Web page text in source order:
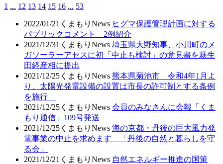
1 ... 12 13 14 15 16 ... 53
2022/01/21 くまもりNews ヒグマ保護管理計画に対する
パブリックコメント 2例紹介
2021/12/31 くまもりNews 埼玉県大野知事、小川町のメ
ガソーラーアセスに初「中止も検討」の意見書を萩生
田経産相に提出
2021/12/25 くまもりNews 熊本県菊池市 令和4年1月よ
り、太陽光発電設備の設置は市長の許可制とする条例
を施行
2021/12/25 くまもりNews 会員のみなさんに会報「くま
もり通信」109号発送
2021/12/25 くまもりNews 海の京都・丹後の巨大風力発
電事業の中止を求めます 「丹後の自然と暮らしを守
る会」
2021/12/21 くまもりNews 自然エネルギー推進の国策